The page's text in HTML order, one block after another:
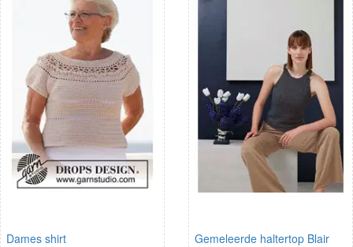
Dames shirt Gemeleerde haltertop Blair